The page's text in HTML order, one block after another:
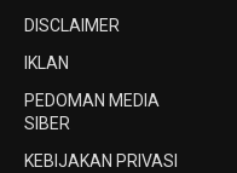
DISCLAIMER
IKLAN
PEDOMAN MEDIA
SIBER
KEBIJAKAN PRIVASI